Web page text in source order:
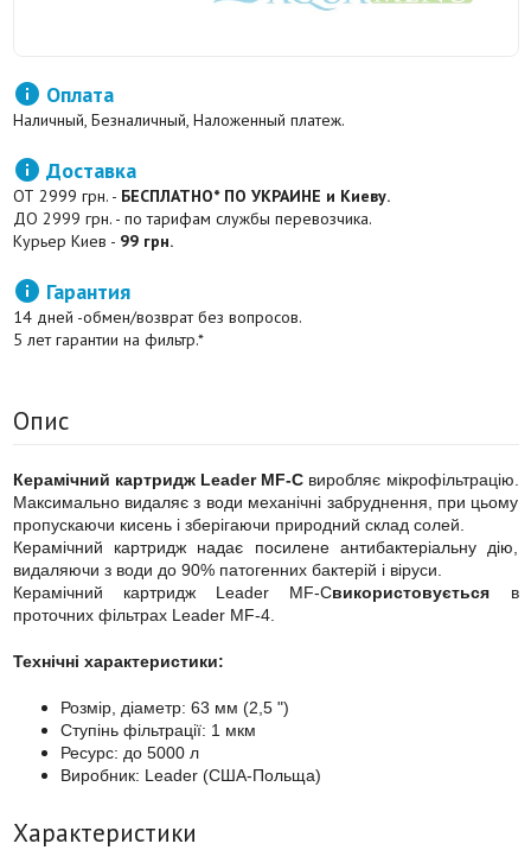
 Оплата
Наличный, Безналичный, Наложенный платеж.
 Доставка
ОТ 2999 грн. - БЕСПЛАТНО* ПО УКРАИНЕ и Киеву.
ДО 2999 грн. - по тарифам службы перевозчика.
Курьер Киев - 99 грн.
 Гарантия
14 дней -обмен/возврат без вопросов.
5 лет гарантии на фильтр.*
Опис
Керамічний картридж Leader MF-C виробляє мікрофільтрацію.
Максимально видаляє з води механічні забруднення, при цьому
пропускаючи кисень і зберігаючи природний склад солей.
Керамічний картридж надає посилене антибактеріальну дію,
видаляючи з води до 90% патогенних бактерій і віруси.
Керамічний картридж Leader MF-Cвикористовується в
проточних фільтрах Leader MF-4.
Технічні характеристики:
Розмір, діаметр: 63 мм (2,5 ")
Ступінь фільтрації: 1 мкм
Ресурс: до 5000 л
Виробник: Leader (США-Польща)
Характеристики